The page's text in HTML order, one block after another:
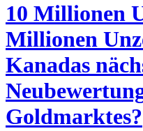
10 Millionen
Millionen
Kanadas
Goldmarktes?